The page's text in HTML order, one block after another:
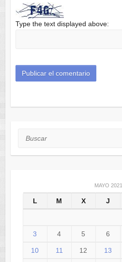
Type the text displayed above:
Buscar
MAYO 2021
L M X J
3 4 5 6
10 11 12 13